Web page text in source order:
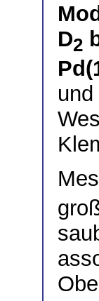
D2
und